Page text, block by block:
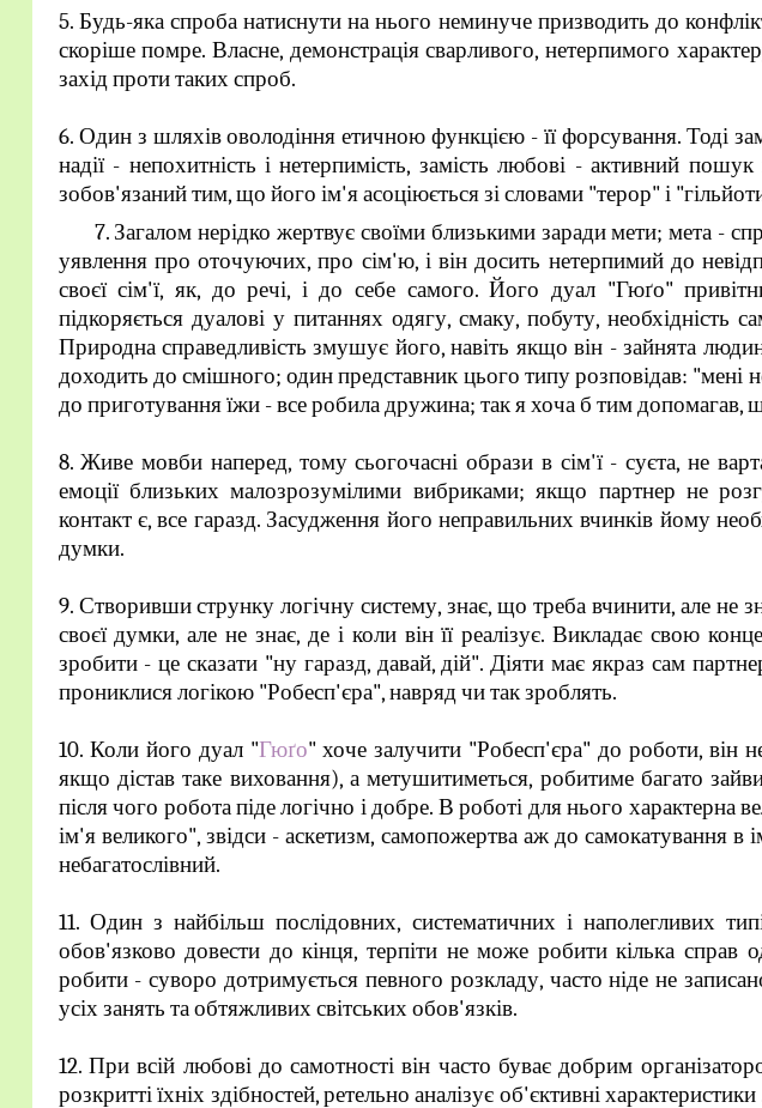
5. Будь-яка спроба натиснути на нього неминуче призводить до
скоріше помре. Власне, демонстрація сварливого, нетерпимого
захід проти таких спроб.
6. Один з шляхів оволодіння етичною функцією - її форсування. Тоді
надії - непохитність і нетерпимість, замість любові - активний
зобов'язаний тим, що його ім'я асоціюється зі словами "терор" і
7. Загалом нерідко жертвує своїми близькими заради мети; мета -
уявлення про оточуючих, про сім'ю, і він досить нетерпимий до
своєї сім'ї, як, до речі, і до себе самого. Його дуал "Гюґо"
підкоряється дуалові у питаннях одягу, смаку, побуту, необхідність
Природна справедливість змушує його, навіть якщо він - зайнята
доходить до смішного; один представник цього типу розповідав: "мені
до приготування їжи - все робила дружина; так я хоча б тим допомагав,
8. Живе мовби наперед, тому сьогочасні образи в сім'ї - суєта, не
емоції близьких малозрозумілими вибриками; якщо партнер не
контакт є, все гаразд. Засудження його неправильних вчинків йому
думки.
9. Створивши струнку логічну систему, знає, що треба вчинити, але не
своєї думки, але не знає, де і коли він її реалізує. Викладає свою
зробити - це сказати "ну гаразд, давай, дій". Діяти має якраз сам
прониклися логікою "Робесп'єра", навряд чи так зроблять.
10. Коли його дуал "Гюґо" хоче залучити "Робесп'єра" до роботи, він
якщо дістав таке виховання), а метушитиметься, робитиме багато
після чого робота піде логічно і добре. В роботі для нього характерна
ім'я великого", звідси - аскетизм, самопожертва аж до самокатування в
небагатослівний.
11. Один з найбільш послідовних, систематичних і наполегливих
обов'язково довести до кінця, терпіти не може робити кілька
робити - суворо дотримується певного розкладу, часто ніде не
усіх занять та обтяжливих світських обов'язків.
12. При всій любові до самотності він часто буває добрим
розкритті їхніх здібностей, ретельно аналізує об'єктивні